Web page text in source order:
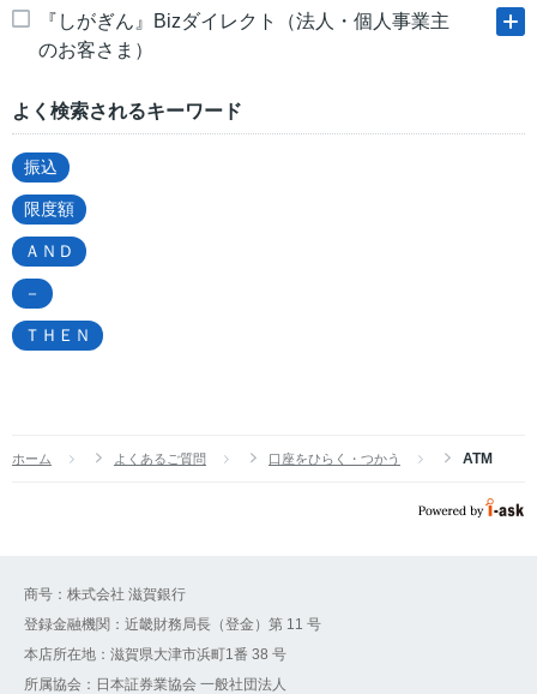
『しがぎん』Bizダイレクト（法人・個人事業主
のお客さま）
よく検索されるキーワード
振込
限度額
ＡＮＤ
－
ＴＨＥＮ
ホーム よくあるご質問 口座をひらく・つかう ATM
商号：株式会社 滋賀銀行
登録金融機関：近畿財務局長（登金）第 11 号
本店所在地：滋賀県大津市浜町1番 38 号
所属協会：日本証券業協会 一般社団法人